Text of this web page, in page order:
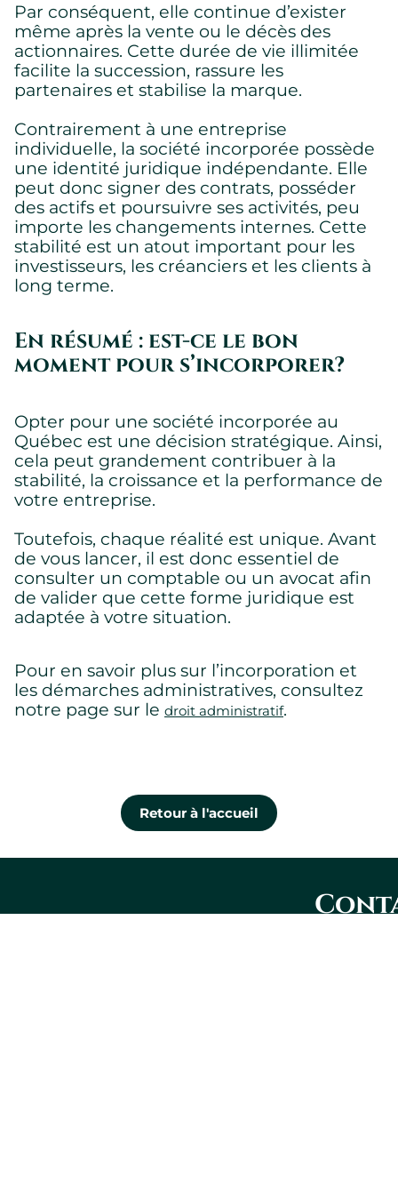
Par conséquent, elle continue d’exister
même après la vente ou le décès des
actionnaires. Cette durée de vie illimitée
facilite la succession, rassure les
partenaires et stabilise la marque.
Contrairement à une entreprise
individuelle, la société incorporée possède
une identité juridique indépendante. Elle
peut donc signer des contrats, posséder
des actifs et poursuivre ses activités, peu
importe les changements internes. Cette
stabilité est un atout important pour les
investisseurs, les créanciers et les clients à
long terme.
En résumé : est-ce le bon
moment pour s’incorporer?
Opter pour une société incorporée au
Québec est une décision stratégique. Ainsi,
cela peut grandement contribuer à la
stabilité, la croissance et la performance de
votre entreprise.
Toutefois, chaque réalité est unique. Avant
de vous lancer, il est donc essentiel de
consulter un comptable ou un avocat afin
de valider que cette forme juridique est
adaptée à votre situation.
Pour en savoir plus sur l’incorporation et
les démarches administratives, consultez
notre page sur le droit administratif.
Retour à l'accueil